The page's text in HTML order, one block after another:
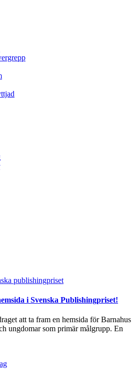
i Svenska Publishingpriset!
att ta fram en hemsida för Barnahus
ungdomar som primär målgrupp. En